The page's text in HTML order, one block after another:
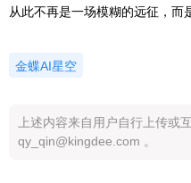
从此不再是一场模糊的远征，而
金蝶AI星空
上述内容来自用户自行上传或
qy_qin@kingdee.com 。